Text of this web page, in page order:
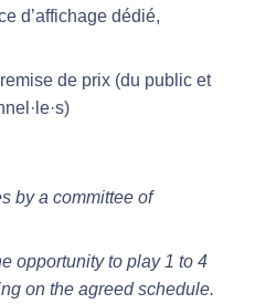
d’affichage dédié,
de prix (du public et
by a committee of
opportunity to play 1 to 4
on the agreed schedule.